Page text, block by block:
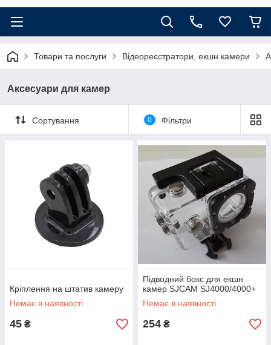
Товари та послуги Відеореєстратори, екшн камери
Аксесуари для камер
Сортування 0 Фільтри
Кріплення на штатив камеру
Немає в наявності
45 ₴
Підводний бокс для екшн
камер SJCAM SJ4000/4000+
Немає в наявності
254 ₴